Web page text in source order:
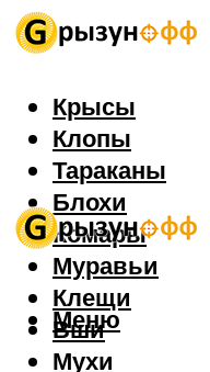
Крысы
Клопы
Тараканы
Блохи
Комары
Муравьи
Клещи
Вши
Мухи
Меню